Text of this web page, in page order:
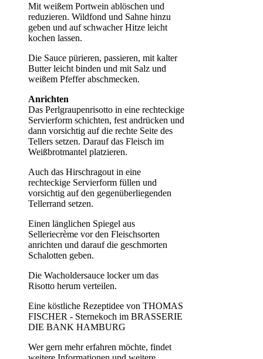
Mit weißem Portwein ablöschen und
reduzieren. Wildfond und Sahne hinzu
geben und auf schwacher Hitze leicht
kochen lassen.
Die Sauce pürieren, passieren, mit kalter
Butter leicht binden und mit Salz und
weißem Pfeffer abschmecken.
Anrichten
Das Perlgraupenrisotto in eine rechteckige
Servierform schichten, fest andrücken und
dann vorsichtig auf die rechte Seite des
Tellers setzen. Darauf das Fleisch im
Weißbrotmantel platzieren.
Auch das Hirschragout in eine
rechteckige Servierform füllen und
vorsichtig auf den gegenüberliegenden
Tellerrand setzen.
Einen länglichen Spiegel aus
Selleriecrème vor den Fleischsorten
anrichten und darauf die geschmorten
Schalotten geben.
Die Wacholdersauce locker um das
Risotto herum verteilen.
Eine köstliche Rezeptidee von THOMAS
FISCHER - Sternekoch im BRASSERIE
DIE BANK HAMBURG
Wer gern mehr erfahren möchte, findet